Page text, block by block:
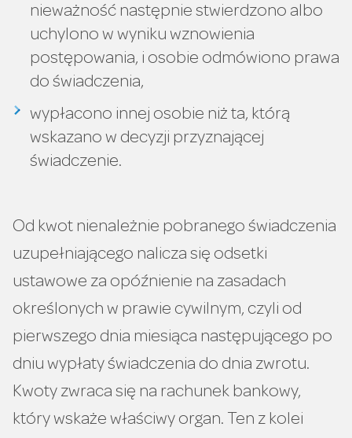
nieważność następnie stwierdzono albo
uchylono w wyniku wznowienia
postępowania, i osobie odmówiono prawa
do świadczenia,
wypłacono innej osobie niż ta, którą
wskazano w decyzji przyznającej
świadczenie.
Od kwot nienależnie pobranego świadczenia
uzupełniającego nalicza się odsetki
ustawowe za opóźnienie na zasadach
określonych w prawie cywilnym, czyli od
pierwszego dnia miesiąca następującego po
dniu wypłaty świadczenia do dnia zwrotu.
Kwoty zwraca się na rachunek bankowy,
który wskaże właściwy organ. Ten z kolei